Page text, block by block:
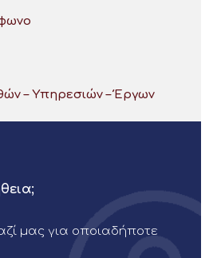
– Υπηρεσιών – Έργων
μας για οποιαδήποτε